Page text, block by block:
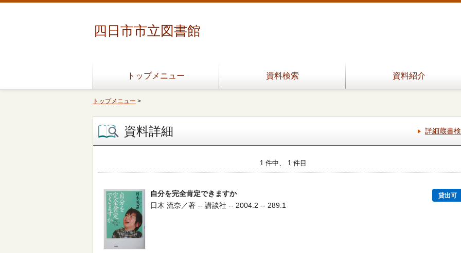
四日市市立図書館
トップメニュー 資料検索 資料紹介
トップメニュー >
資料詳細 詳細蔵書
1 件中、 1 件目
自分を完全肯定できますか 貸出可
日木 流奈／著 -- 講談社 -- 2004.2 -- 289.1